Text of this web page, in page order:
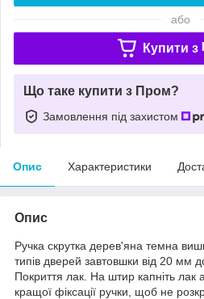
або
Купити з
Що таке купити з Пром?
Замовлення під захистом
Опис Характеристики
Опис
Ручка скрутка дерев'яна темна
типів дверей завтовшки від 20 мм
Покриття лак. На штир капніть лак
кращої фіксації ручки, щоб не